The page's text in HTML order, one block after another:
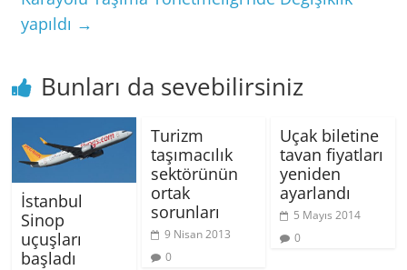
yapıldı →
Bunları da sevebilirsiniz
İstanbul
Sinop
uçuşları
başladı
Turizm
taşımacılık
sektörünün
ortak
sorunları
9 Nisan 2013
0
Uçak biletine
tavan fiyatları
yeniden
ayarlandı
5 Mayıs 2014
0